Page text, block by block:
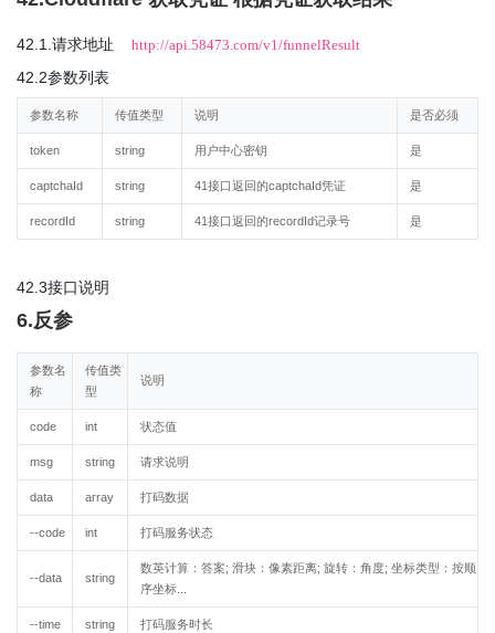
42.1.请求地址 http://api.58473.com/v1/funnelResult
42.2参数列表
参数名称 传值类型 说明 是否必须
token string 用户中心密钥 是
captchaId string 41接口返回的captchaId凭证 是
recordId string 41接口返回的recordId记录号 是
42.3接口说明
6.反参
参数名
称
传值类
型
说明
code int 状态值
msg string 请求说明
data array 打码数据
--code int 打码服务状态
--data string
数英计算：答案; 滑块：像素距离; 旋转：角度; 坐标类型：按顺
序坐标...
--time string 打码服务时长